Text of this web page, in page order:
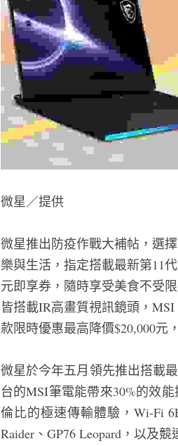
微星／提供
微星推出防疫作戰大補帖，選
樂與生活，指定搭載最新第11
元即享券，隨時享受美食不受
皆搭載IR高畫質視訊鏡頭，
款限時優惠最高降價$20,000元
微星於今年五月領先推出搭載
台的MSI筆電能帶來30%的效
倫比的極速傳輸體驗，Wi-Fi
Raider、GP76 Leopard，以及競